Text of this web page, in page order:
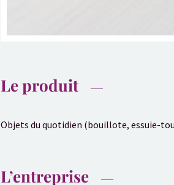
Le produit
Objets du quotidien (bouillote, essuie-
L’entreprise